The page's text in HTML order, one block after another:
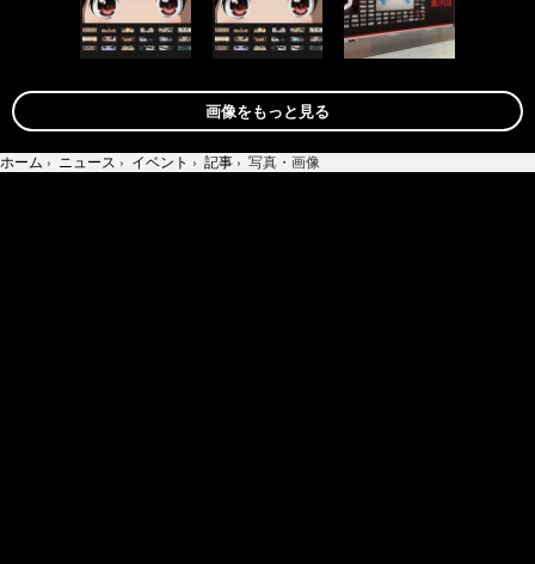
画像をもっと見る
ホーム › ニュース › イベント › 記事 › 写真・画像